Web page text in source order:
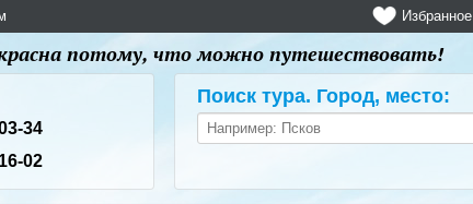
Избранное
потому, что можно путешествовать!
34
02
Поиск тура. Город, место: